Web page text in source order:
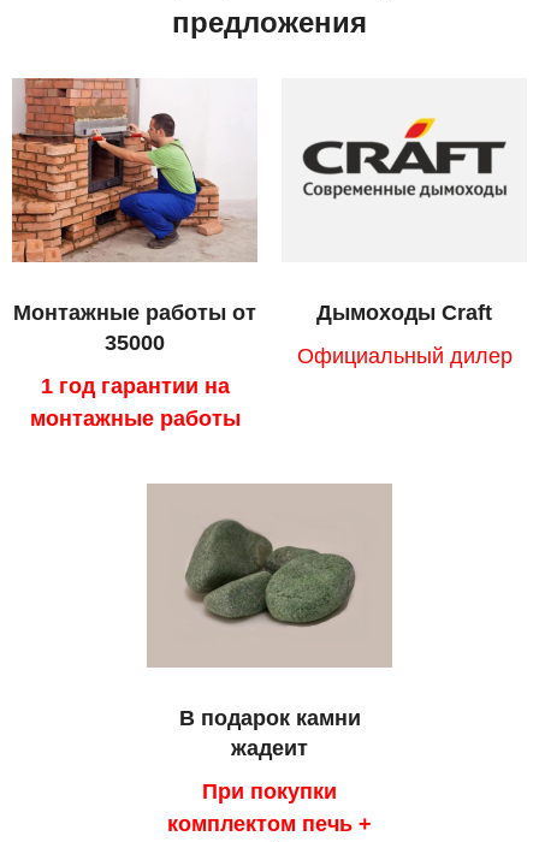
предложения
Монтажные работы от
35000
1 год гарантии на
монтажные работы
Дымоходы Craft
Официальный дилер
В подарок камни
жадеит
При покупки
комплектом печь +